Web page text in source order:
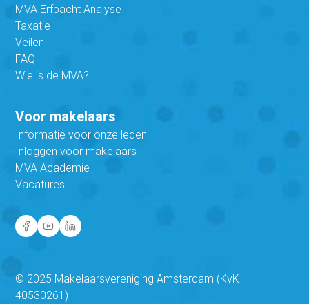
MVA Erfpacht Analyse
Taxatie
Veilen
FAQ
Wie is de MVA?
Voor makelaars
Informatie voor onze leden
Inloggen voor makelaars
MVA Academie
Vacatures
© 2025 Makelaarsvereniging Amsterdam (KvK
40530261)